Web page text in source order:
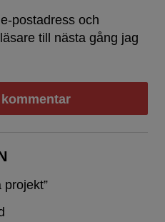
postadress och
till nästa gång jag
projekt”